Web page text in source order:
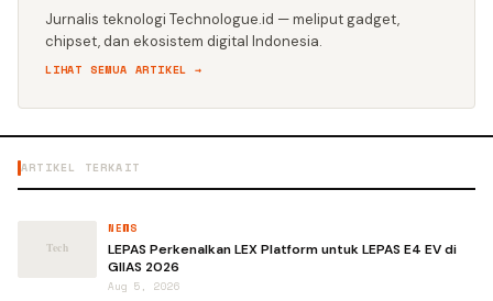
Jurnalis teknologi Technologue.id — meliput gadget,
chipset, dan ekosistem digital Indonesia.
LIHAT SEMUA ARTIKEL →
ARTIKEL TERKAIT
NEWS
LEPAS Perkenalkan LEX Platform untuk LEPAS E4 EV di
GIIAS 2026
Aug 5, 2026